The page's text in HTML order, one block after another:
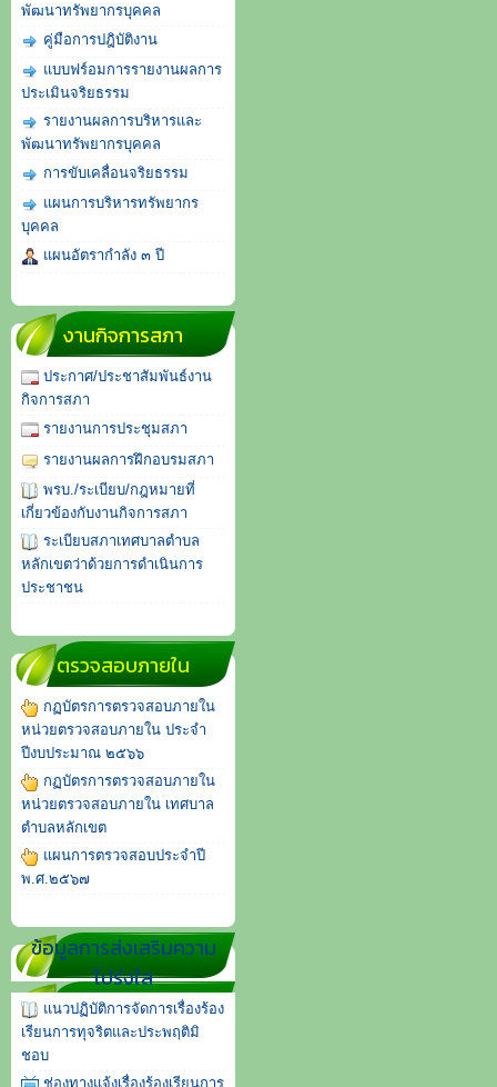
พัฒนาทรัพยากรบุคคล
คู่มือการปฎิบัติงาน
แบบฟร์อมการรายงานผลการ
ประเมินจริยธรรม
รายงานผลการบริหารและ
พัฒนาทรัพยากรบุคคล
การขับเคลื่อนจริยธรรม
แผนการบริหารทรัพยากร
บุคคล
แผนอัตรากำลัง ๓ ปี
งานกิจการสภา
ประกาศ/ประชาสัมพันธ์งาน
กิจการสภา
รายงานการประชุมสภา
รายงานผลการฝึกอบรมสภา
พรบ./ระเบียบ/กฎหมายที่
เกี่ยวข้องกับงานกิจการสภา
ระเบียบสภาเทศบาลตำบล
หลักเขตว่าด้วยการดำเนินการ
ประชาชน
ตรวจสอบภายใน
กฏบัตรการตรวจสอบภายใน
หน่วยตรวจสอบภายใน ประจำ
ปีงบประมาณ ๒๕๖๖
กฏบัตรการตรวจสอบภายใน
หน่วยตรวจสอบภายใน เทศบาล
ตำบลหลักเขต
แผนการตรวจสอบประจำปี
พ.ศ.๒๕๖๗
ข้อมูลการส่งเสริมความ
โปร่งใส
แนวปฏิบัติการจัดการเรื่องร้อง
เรียนการทุจริตและประพฤติมิ
ชอบ
ช่องทางแจ้งเรื่องร้องเรียนการ